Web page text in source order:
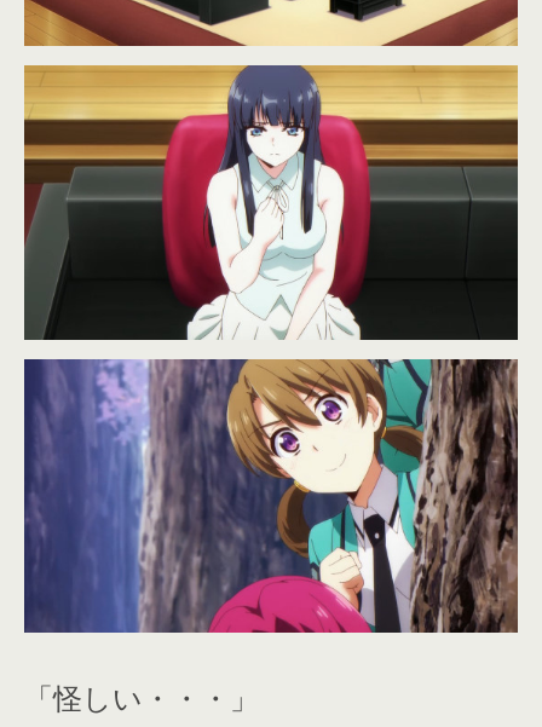
「怪しい・・・」